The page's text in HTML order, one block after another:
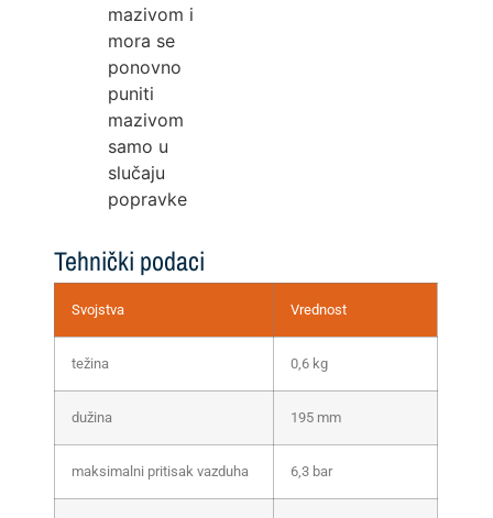
mazivom i
mora se
ponovno
puniti
mazivom
samo u
slučaju
popravke
Tehnički podaci
Svojstva Vrednost
težina 0,6 kg
dužina 195 mm
maksimalni pritisak vazduha 6,3 bar